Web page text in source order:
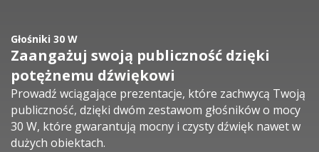
Głośniki 30 W
Zaangażuj swoją publiczność dzięki
potężnemu dźwiękowi
Prowadź wciągające prezentacje, które zachwycą Twoją
publiczność, dzięki dwóm zestawom głośników o mocy
30 W, które gwarantują mocny i czysty dźwięk nawet w
dużych obiektach.